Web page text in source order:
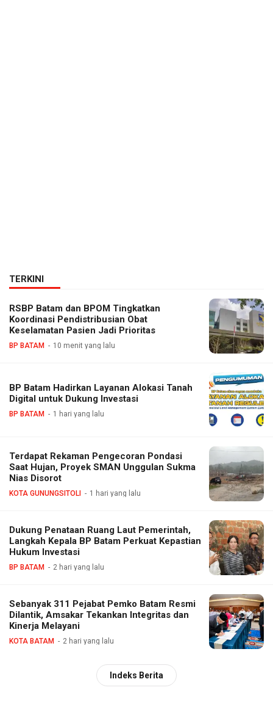
TERKINI
RSBP Batam dan BPOM Tingkatkan
Koordinasi Pendistribusian Obat
Keselamatan Pasien Jadi Prioritas
BP BATAM 10 menit yang lalu
BP Batam Hadirkan Layanan Alokasi Tanah
Digital untuk Dukung Investasi
BP BATAM 1 hari yang lalu
Terdapat Rekaman Pengecoran Pondasi
Saat Hujan, Proyek SMAN Unggulan Sukma
Nias Disorot
KOTA GUNUNGSITOLI 1 hari yang lalu
Dukung Penataan Ruang Laut Pemerintah,
Langkah Kepala BP Batam Perkuat Kepastian
Hukum Investasi
BP BATAM 2 hari yang lalu
Sebanyak 311 Pejabat Pemko Batam Resmi
Dilantik, Amsakar Tekankan Integritas dan
Kinerja Melayani
KOTA BATAM 2 hari yang lalu
Indeks Berita